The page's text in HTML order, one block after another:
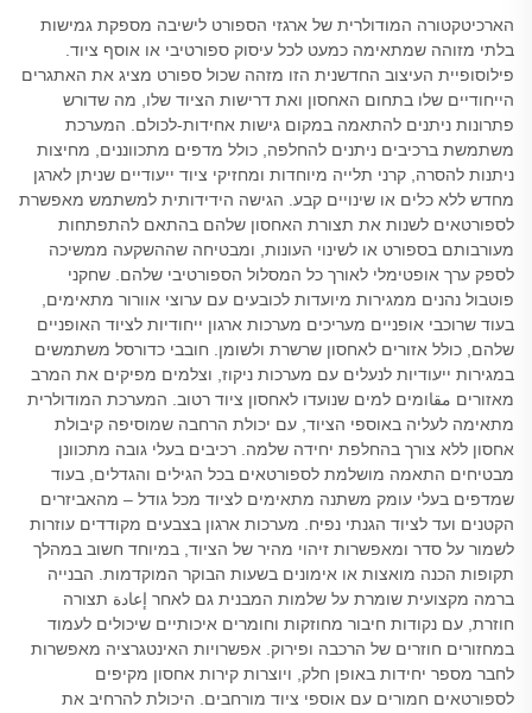
הארכיטקטורה המודולרית של ארגזי הספורט לישיבה מספקת גמישות
בלתי מזוהה שמתאימה כמעט לכל עיסוק ספורטיבי או אוסף ציוד.
פילוסופיית העיצוב החדשנית הזו מזהה שכול ספורט מציג את האתגרים
הייחודיים שלו בתחום האחסון ואת דרישות הציוד שלו, מה שדורש
פתרונות ניתנים להתאמה במקום גישות אחידות-לכולם. המערכת
משתמשת ברכיבים ניתנים להחלפה, כולל מדפים מתכווננים, מחיצות
ניתנות להסרה, קרני תלייה מיוחדות ומחזיקי ציוד ייעודיים שניתן לארגן
מחדש ללא כלים או שינויים קבע. הגישה הידידותית למשתמש מאפשרת
לספורטאים לשנות את תצורת האחסון שלהם בהתאם להתפתחות
מעורבותם בספורט או לשינוי העונות, ומבטיחה שההשקעה ממשיכה
לספק ערך אופטימלי לאורך כל המסלול הספורטיבי שלהם. שחקני
פוטבול נהנים ממגירות מיועדות לכובעים עם ערוצי אוורור מתאימים,
בעוד שרוכבי אופניים מעריכים מערכות ארגון ייחודיות לציוד האופניים
שלהם, כולל אזורים לאחסון שרשרת ולשומן. חובבי כדורסל משתמשים
במגירות ייעודיות לנעלים עם מערכות ניקוז, וצלמים מפיקים את המרב
מאזורים مقاומים למים שנועדו לאחסון ציוד רטוב. המערכת המודולרית
מתאימה לעליה באוספי הציוד, עם יכולת הרחבה שמוסיפה קיבולת
אחסון ללא צורך בהחלפת יחידה שלמה. רכיבים בעלי גובה מתכוונן
מבטיחים התאמה מושלמת לספורטאים בכל הגילים והגדלים, בעוד
שמדפים בעלי עומק משתנה מתאימים לציוד מכל גודל – מהאביזרים
הקטנים ועד לציוד הגנתי נפיח. מערכות ארגון בצבעים מקודדים עוזרות
לשמור על סדר ומאפשרות זיהוי מהיר של הציוד, במיוחד חשוב במהלך
תקופות הכנה מואצות או אימונים בשעות הבוקר המוקדמות. הבנייה
ברמה מקצועית שומרת על שלמות המבנית גם לאחר إعادة תצורה
חוזרת, עם נקודות חיבור מחוזקות וחומרים איכותיים שיכולים לעמוד
במחזורים חוזרים של הרכבה ופירוק. אפשרויות האינטגרציה מאפשרות
לחבר מספר יחידות באופן חלק, ויוצרות קירות אחסון מקיפים
לספורטאים חמורים עם אוספי ציוד מורחבים. היכולת להרחיב את